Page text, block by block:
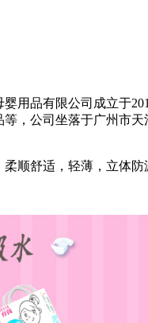
用品有限公司成立于
，公司坐落于广州市
顺舒适，轻薄，立体防